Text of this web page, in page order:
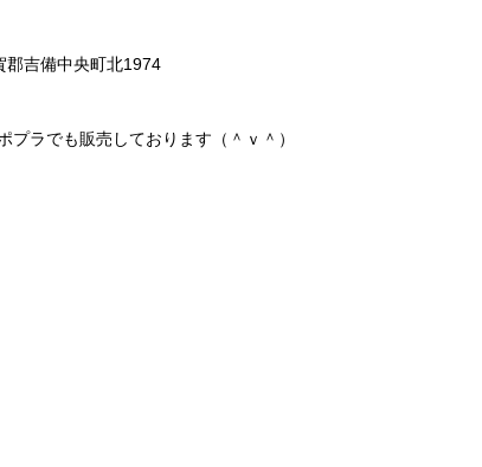
郡吉備中央町北1974
プラでも販売しております（＾ｖ＾）